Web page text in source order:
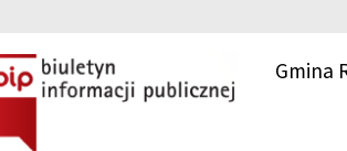
Gmina